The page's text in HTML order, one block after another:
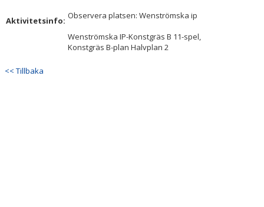
Aktivitetsinfo: Observera platsen: Wenströmska ip
Wenströmska IP-Konstgräs B 11-spel,
Konstgräs B-plan Halvplan 2
<< Tillbaka